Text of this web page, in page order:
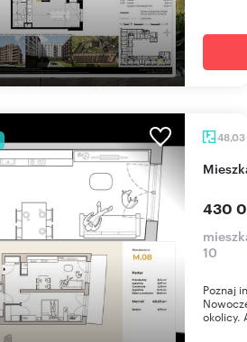
48,03
430
10
Poznaj
okolicy.